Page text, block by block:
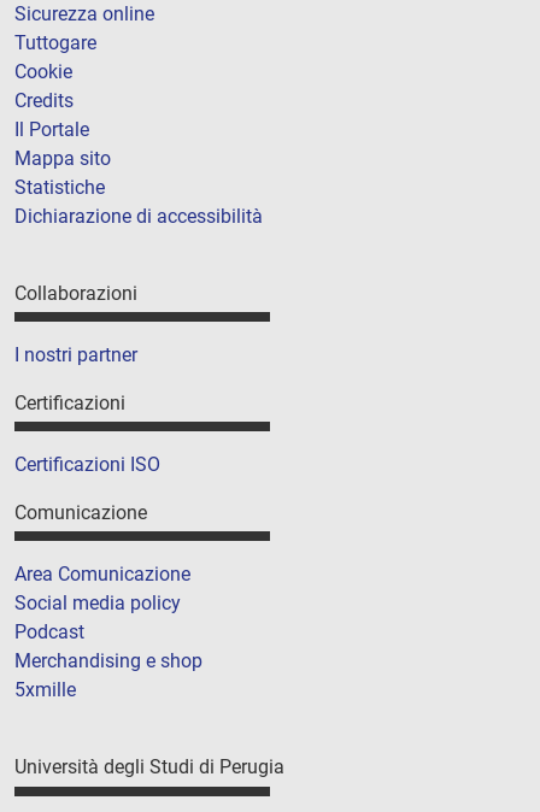
Sicurezza online
Tuttogare
Cookie
Credits
Il Portale
Mappa sito
Statistiche
Dichiarazione di accessibilità
Collaborazioni
I nostri partner
Certificazioni
Certificazioni ISO
Comunicazione
Area Comunicazione
Social media policy
Podcast
Merchandising e shop
5xmille
Università degli Studi di Perugia